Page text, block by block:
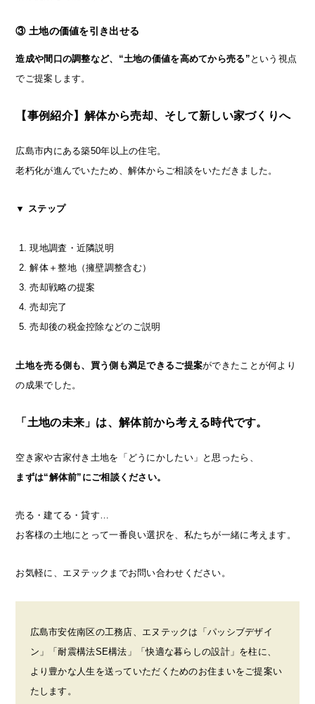
③ 土地の価値を引き出せる
造成や間口の調整など、“土地の価値を高めてから売る” という視点
でご提案します。
【事例紹介】解体から売却、そして新しい家づくりへ
広島市内にある築50年以上の住宅。
老朽化が進んでいたため、解体からご相談をいただきました。
▼ ステップ
現地調査・近隣説明
解体＋整地（擁壁調整含む）
売却戦略の提案
売却完了
売却後の税金控除などのご説明
土地を売る側も、買う側も満足できるご提案ができたことが何より
の成果でした。
「土地の未来」は、解体前から考える時代です。
空き家や古家付き土地を「どうにかしたい」と思ったら、
まずは“解体前”にご相談ください。
売る・建てる・貸す…
お客様の土地にとって一番良い選択を、私たちが一緒に考えます。
お気軽に、エヌテックまでお問い合わせください。
広島市安佐南区の工務店、エヌテックは「パッシブデザイ
ン」「耐震構法SE構法」「快適な暮らしの設計」を柱に、
より豊かな人生を送っていただくためのお住まいをご提案い
たします。